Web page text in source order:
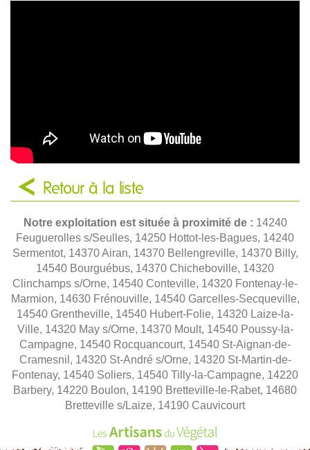
Retour à la liste
Notre exploitation est située à proximité de : 14240
Feuguerolles s/Seulles, 14250 Hottot-les-Bagues, 14240
Sermentot, 14370 Airan, 14370 Bellengreville, 14370 Billy,
14540 Bourguébus, 14370 Chicheboville, 14320
Clinchamps s/Orne, 14540 Conteville, 14320 Fontenay-le-
Marmion, 14630 Frénouville, 14540 Garcelles-Secqueville,
14540 Grentheville, 14540 Hubert-Folie, 14320 Laize-la-
Ville, 14320 May s/Orne, 14370 Moult, 14540 Poussy-la-
Campagne, 14540 Rocquancourt, 14540 St-Aignan-de-
Cramesnil, 14320 St-André s/Orne, 14320 St-Martin-de-
Fontenay, 14540 Soliers, 14540 Tilly-la-Campagne, 14220
Barbery, 14220 Boulon, 14190 Bretteville-le-Rabet, 14680
Bretteville s/Laize, 14190 Cauvicourt